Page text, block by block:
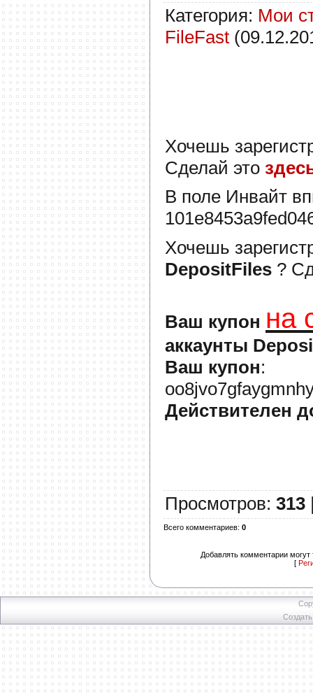
Категория: Мои
FileFast
Хочешь
Сделай это
В поле Инвайт
Хочешь
DepositFiles ?
Ваш купон на
аккаунты
Ваш купон:
Действителен
Просмотров: 313
Всего комментариев: 0
Добавлять комментарии могут
[